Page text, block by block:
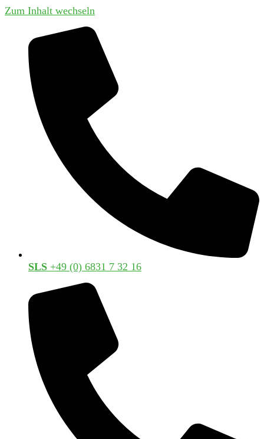
Zum Inhalt wechseln
SLS +49 (0) 6831 7 32 16